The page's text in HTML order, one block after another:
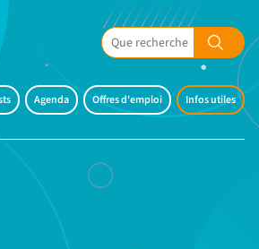
Agenda Offres d'emploi Infos utiles